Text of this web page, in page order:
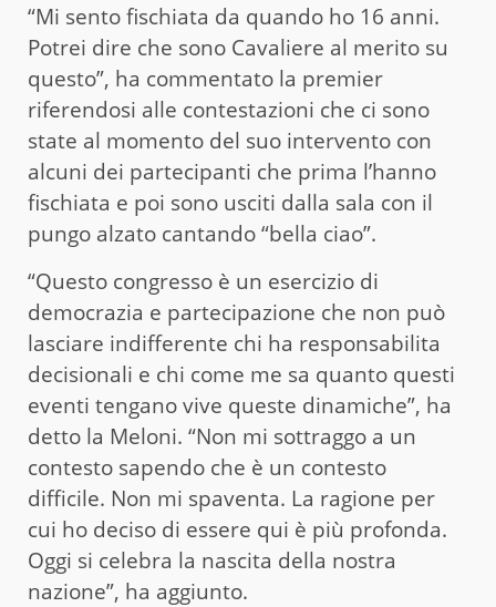
“Mi sento fischiata da quando ho 16 anni.
Potrei dire che sono Cavaliere al merito su
questo”, ha commentato la premier
riferendosi alle contestazioni che ci sono
state al momento del suo intervento con
alcuni dei partecipanti che prima l’hanno
fischiata e poi sono usciti dalla sala con il
pungo alzato cantando “bella ciao”.
“Questo congresso è un esercizio di
democrazia e partecipazione che non può
lasciare indifferente chi ha responsabilita
decisionali e chi come me sa quanto questi
eventi tengano vive queste dinamiche”, ha
detto la Meloni. “Non mi sottraggo a un
contesto sapendo che è un contesto
difficile. Non mi spaventa. La ragione per
cui ho deciso di essere qui è più profonda.
Oggi si celebra la nascita della nostra
nazione”, ha aggiunto.